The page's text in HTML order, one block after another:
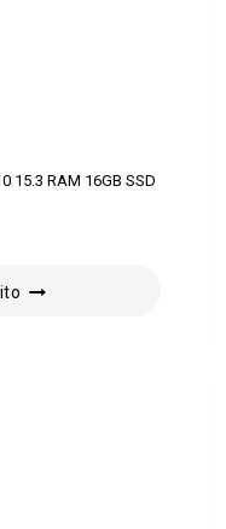
15.3 RAM 16GB SSD